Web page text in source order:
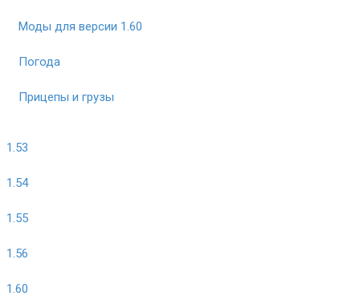
Моды для версии 1.60
Погода
Прицепы и грузы
1.53
1.54
1.55
1.56
1.60